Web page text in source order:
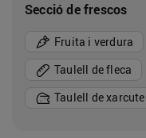
Secció de frescos
Fruita i verdura
Taulell de fleca
Taulell de